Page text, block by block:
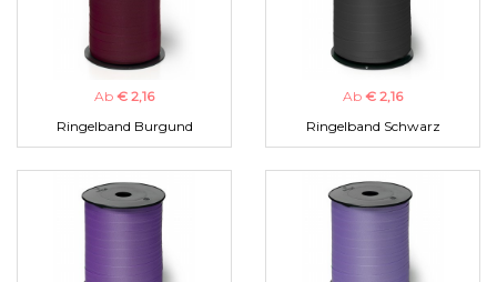
Ab € 2,16
Ringelband Burgund
Ab € 2,16
Ringelband Schwarz